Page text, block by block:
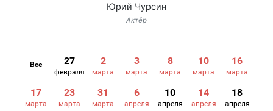
Юрий Чурсин
Актёр
Все 27
февраля
2
марта
3
марта
8
марта
10
марта
16
марта
17
марта
23
марта
31
марта
6
апреля
10
апреля
14
апреля
18
апреля